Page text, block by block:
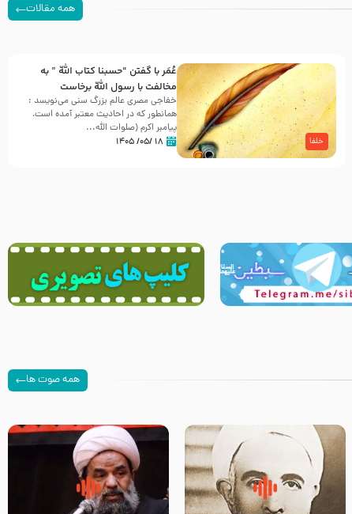
همه مقالات
خلفا
عُمَر با گفتن “حسبنا كتاب اللّه ” به
مخالفت با رسول اللّه برخاست
خفاجی مصری عالم بزرگ سنی می‌نویسد :
همانطور که در احادیث معتبر آمده است،
پیامبر اکرم (صلوات اللّه...
۱۸ /۰۵/ ۱۴۰۵
همه صوت ها